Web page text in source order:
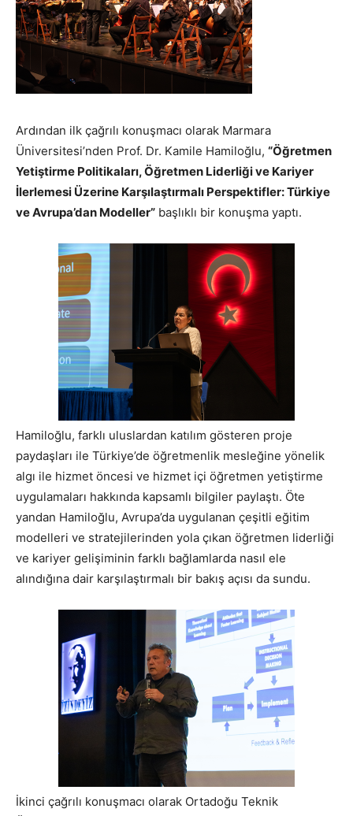
Ardından ilk çağrılı konuşmacı olarak Marmara
Üniversitesi’nden Prof. Dr. Kamile Hamiloğlu, “Öğretmen
Yetiştirme Politikaları, Öğretmen Liderliği ve Kariyer
İlerlemesi Üzerine Karşılaştırmalı Perspektifler: Türkiye
ve Avrupa’dan Modeller” başlıklı bir konuşma yaptı.
Hamiloğlu, farklı uluslardan katılım gösteren proje
paydaşları ile Türkiye’de öğretmenlik mesleğine yönelik
algı ile hizmet öncesi ve hizmet içi öğretmen yetiştirme
uygulamaları hakkında kapsamlı bilgiler paylaştı. Öte
yandan Hamiloğlu, Avrupa’da uygulanan çeşitli eğitim
modelleri ve stratejilerinden yola çıkan öğretmen liderliği
ve kariyer gelişiminin farklı bağlamlarda nasıl ele
alındığına dair karşılaştırmalı bir bakış açısı da sundu.
İkinci çağrılı konuşmacı olarak Ortadoğu Teknik